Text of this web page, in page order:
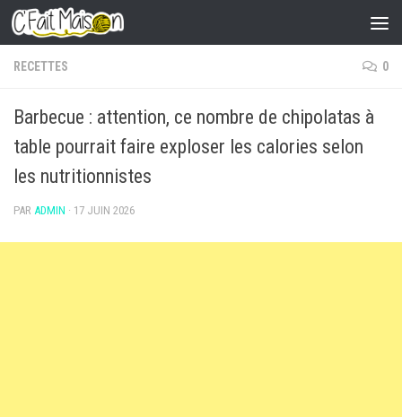
Skip to content
RECETTES 0
Barbecue : attention, ce nombre de chipolatas à
table pourrait faire exploser les calories selon
les nutritionnistes
PAR ADMIN · 17 JUIN 2026